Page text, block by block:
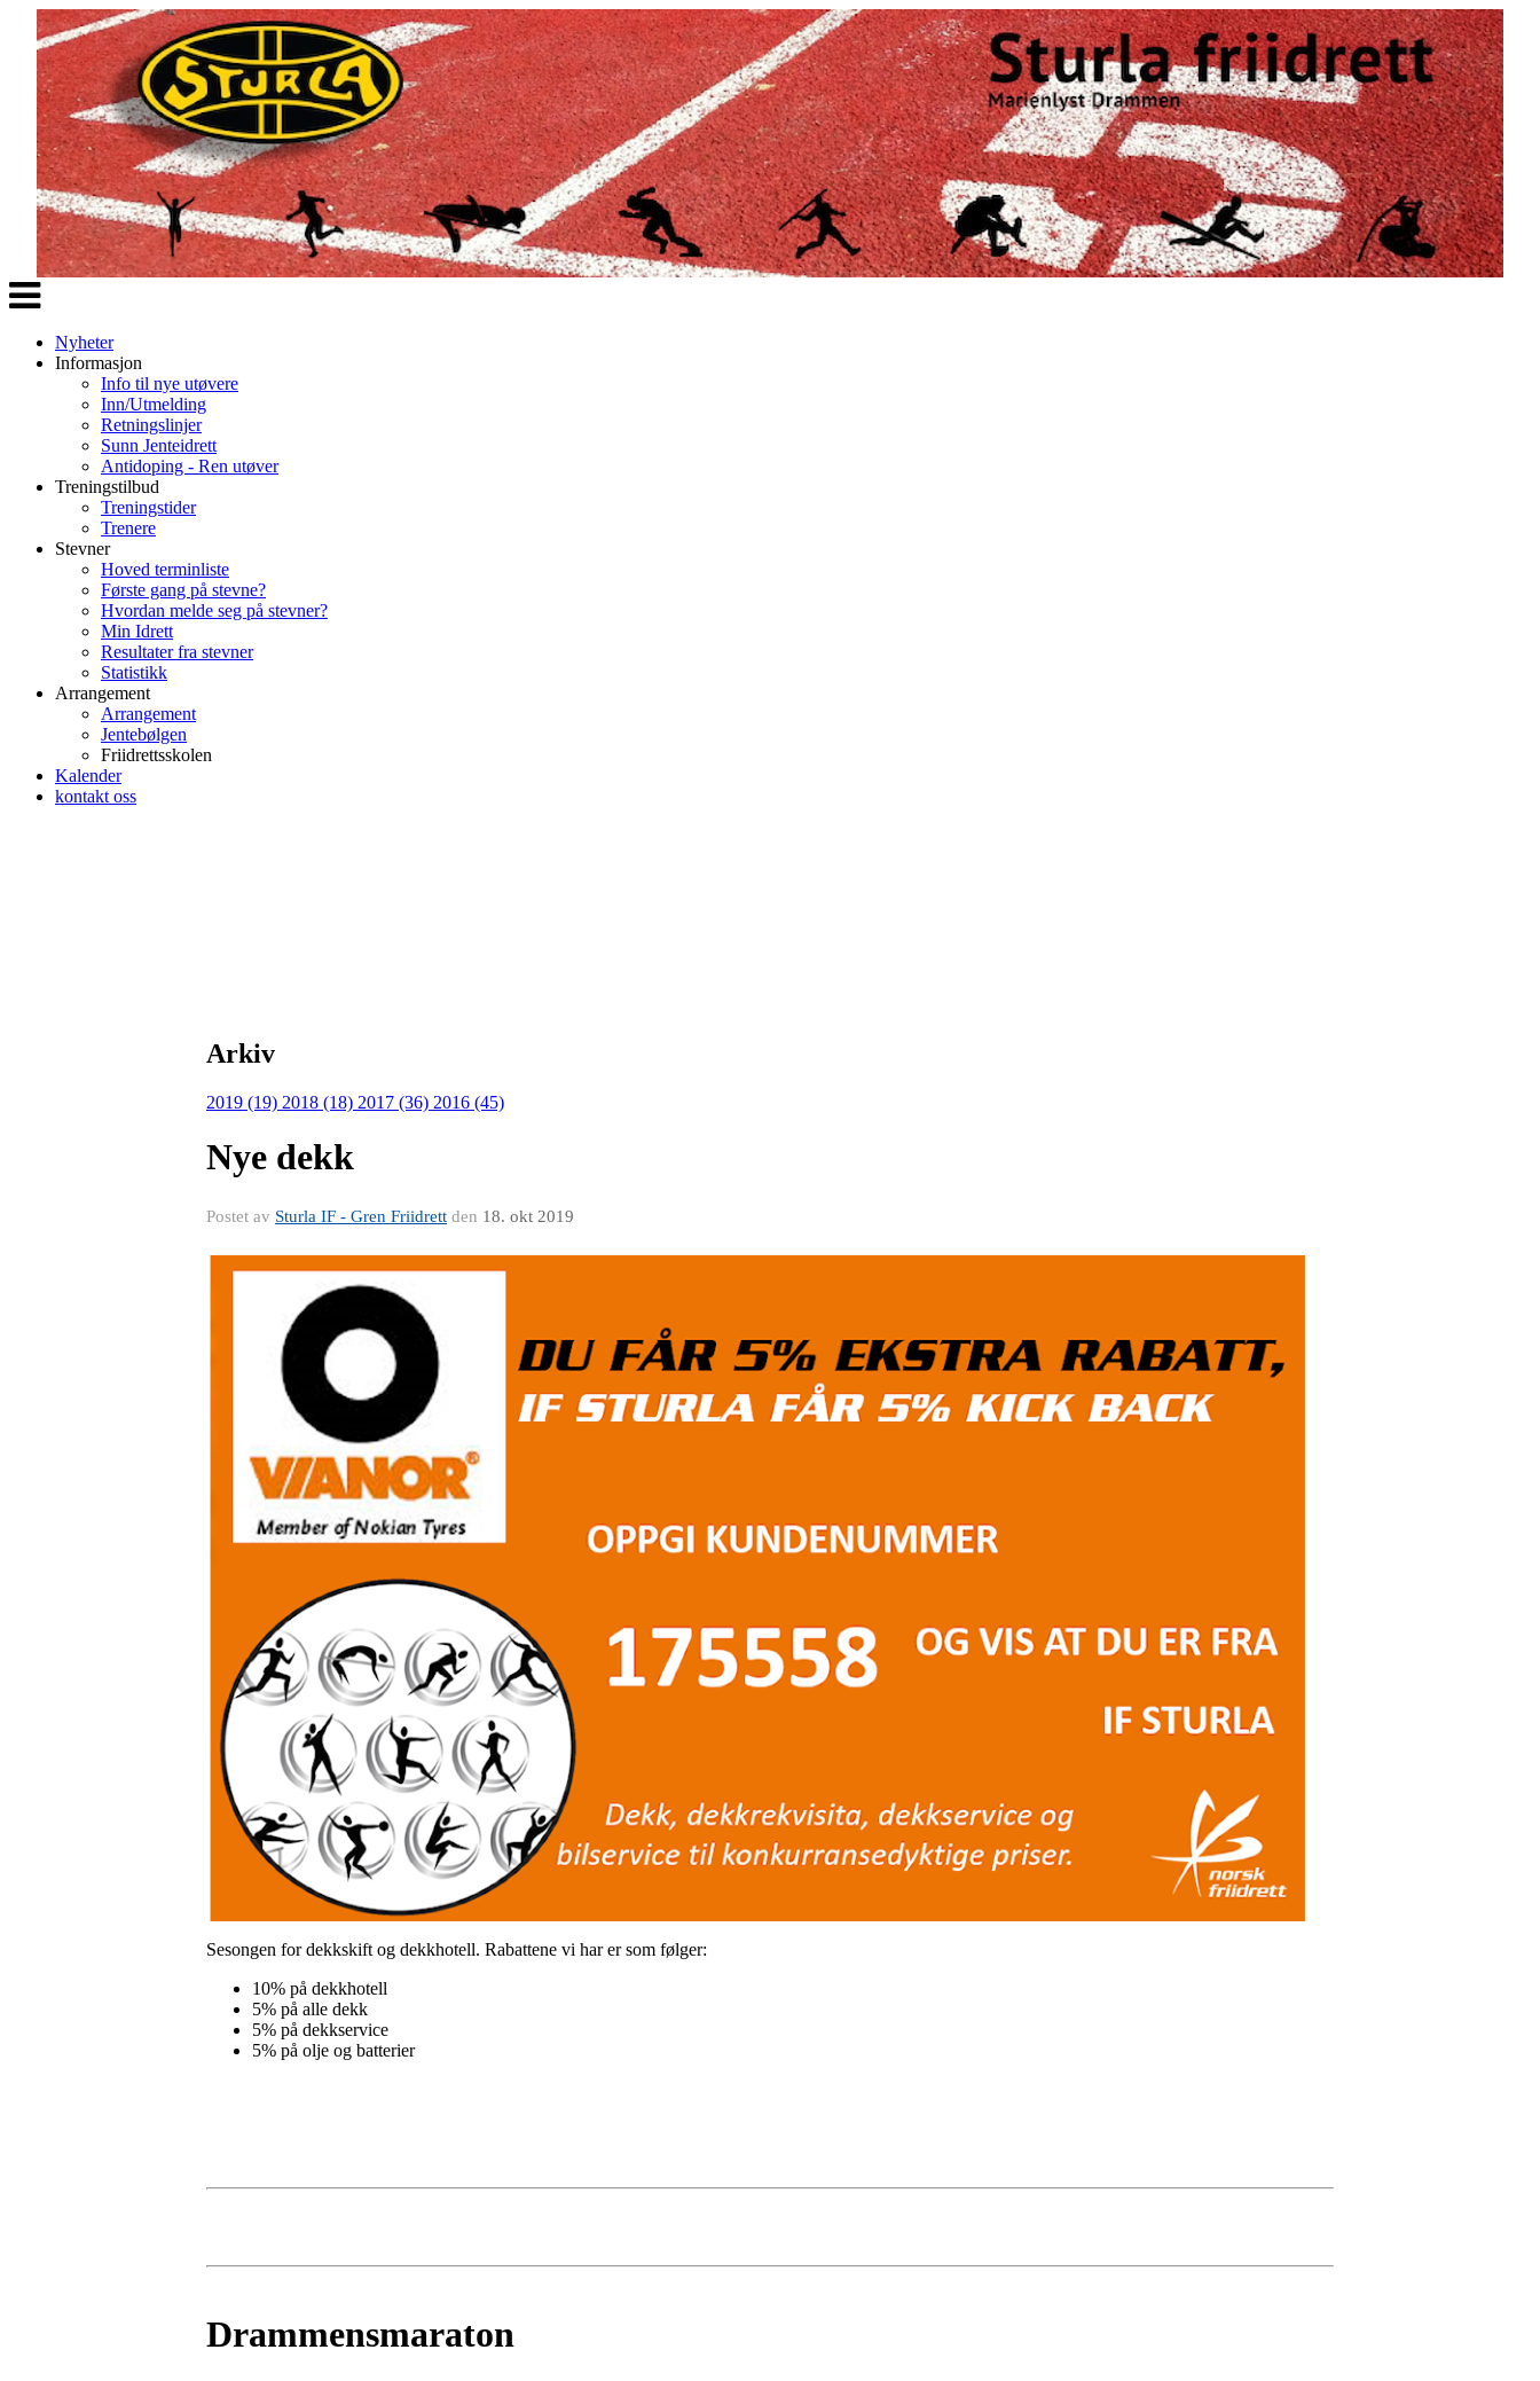
Veksle
navigasjon
Nyheter
Informasjon
Info til nye utøvere
Inn/Utmelding
Retningslinjer
Sunn Jenteidrett
Antidoping - Ren utøver
Treningstilbud
Treningstider
Trenere
Stevner
Hoved terminliste
Første gang på stevne?
Hvordan melde seg på stevner?
Min Idrett
Resultater fra stevner
Statistikk
Arrangement
Arrangement
Jentebølgen
Friidrettsskolen
Kalender
kontakt oss
Arkiv
2019 (19) 2018 (18) 2017 (36) 2016 (45)
Nye dekk
Postet av Sturla IF - Gren Friidrett den 18. okt 2019
Sesongen for dekkskift og dekkhotell. Rabattene vi har er som følger:
10% på dekkhotell
5% på alle dekk
5% på dekkservice
5% på olje og batterier
Drammensmaraton